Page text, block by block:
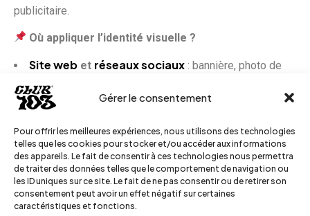
Gérer le consentement
Pour offrir les meilleures expériences, nous utilisons des technologies
telles que les cookies pour stocker et/ou accéder aux informations
des appareils. Le fait de consentir à ces technologies nous permettra
de traiter des données telles que le comportement de navigation ou
les ID uniques sur ce site. Le fait de ne pas consentir ou de retirer son
consentement peut avoir un effet négatif sur certaines
caractéristiques et fonctions.
publicitaire.
Où appliquer l’identité visuelle ?
Site web et réseaux sociaux : bannière, photo de
profil, visuels de publications.
Supports imprimés: flyers, cartes de visite,
Présentations et documents internes: cohérence
dans les mails, factures, signatures électroniques.
4. Rédiger une charte